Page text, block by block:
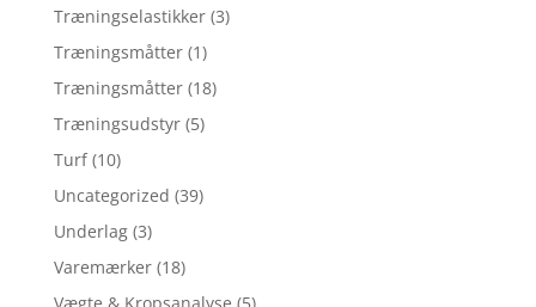
Træningselastikker (3)
Træningsmåtter (1)
Træningsmåtter (18)
Træningsudstyr (5)
Turf (10)
Uncategorized (39)
Underlag (3)
Varemærker (18)